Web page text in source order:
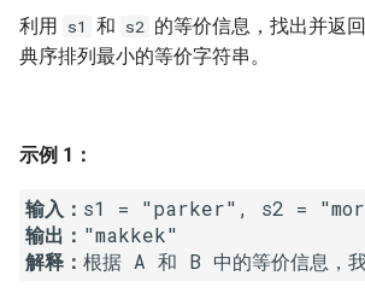
16. 数值的整数次方
18. 删除链表的节点
19. 正则表达式匹配
14. 字符串中的变位词
16. 不含重复字符的最长子字
17. 含有所有字符的最短字符
串
2.6. 回文链表
2.8. 环路检测
3.1. 三合一
利用 s1 和 s2 的等价信息，找出并返回
典序排列最小的等价字符串。
示例 1：
输入：
输出：
解释：